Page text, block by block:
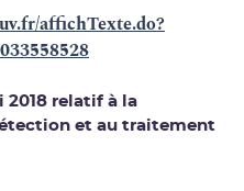
affichTexte.do?
2018 relatif à la
et au traitement